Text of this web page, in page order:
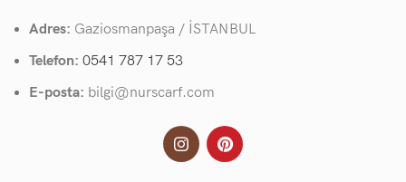
Adres: Gaziosmanpaşa / İSTANBUL
Telefon: 0541 787 17 53
E-posta: bilgi@nurscarf.com